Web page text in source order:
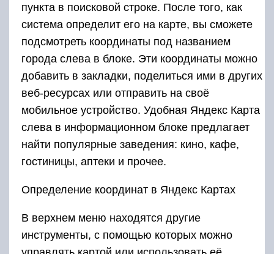
пункта в поисковой строке. После того, как
система определит его на карте, вы сможете
подсмотреть координаты под названием
города слева в блоке. Эти координаты можно
добавить в закладки, поделиться ими в других
веб-ресурсах или отправить на своё
мобильное устройство. Удобная Яндекс Карта
слева в информационном блоке предлагает
найти популярные заведения: кино, кафе,
гостиницы, аптеки и прочее.
Определение координат в Яндекс Картах
В верхнем меню находятся другие
инструменты, с помощью которых можно